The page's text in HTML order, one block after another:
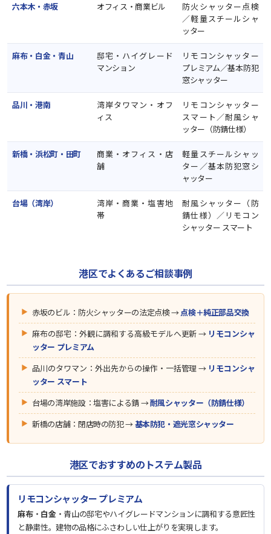
六本木・赤坂 オフィス・商業ビル
防火シャッター点検
／軽量スチールシャ
ッター
麻布・白金・青山
邸宅・ハイグレード
マンション
リモコンシャッター
プレミアム／基本防犯
窓シャッター
品川・港南
湾岸タワマン・オフ
ィス
リモコンシャッター
スマート／耐風シャ
ッター（防錆仕様）
新橋・浜松町・田町
商業・オフィス・店
舗
軽量スチールシャッ
ター／基本防犯窓シ
ャッター
台場（湾岸）
湾岸・商業・塩害地
帯
耐風シャッター（防
錆仕様）／リモコン
シャッター スマート
港区でよくあるご相談事例
赤坂のビル：防火シャッターの法定点検 →点検＋純正部品交換
麻布の邸宅：外観に調和する高級モデルへ更新 → リモコンシャ
ッター プレミアム
品川のタワマン：外出先からの操作・一括管理 → リモコンシャ
ッター スマート
台場の湾岸施設：塩害による錆 →耐風シャッター（防錆仕様）
新橋の店舗：閉店時の防犯 →基本防犯・遮光窓シャッター
港区でおすすめのトステム製品
リモコンシャッター プレミアム
麻布・ 白金・青山の邸宅やハイグレードマンションに調和する意匠性
と静粛性。建物の品格にふさわしい仕上がりを実現します。